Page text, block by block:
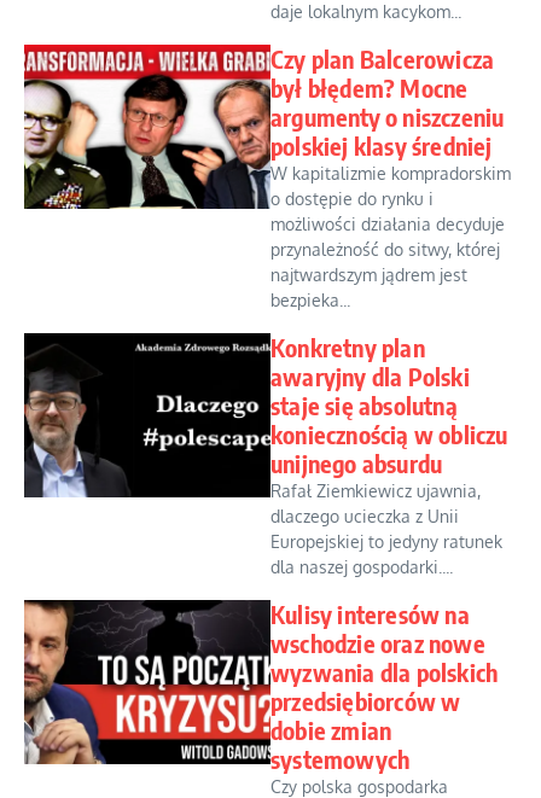
daje lokalnym kacykom...
Czy plan Balcerowicza
był błędem? Mocne
argumenty o niszczeniu
polskiej klasy średniej
W kapitalizmie kompradorskim
o dostępie do rynku i
możliwości działania decyduje
przynależność do sitwy, której
najtwardszym jądrem jest
bezpieka...
Konkretny plan
awaryjny dla Polski
staje się absolutną
koniecznością w obliczu
unijnego absurdu
Rafał Ziemkiewicz ujawnia,
dlaczego ucieczka z Unii
Europejskiej to jedyny ratunek
dla naszej gospodarki....
Kulisy interesów na
wschodzie oraz nowe
wyzwania dla polskich
przedsiębiorców w
dobie zmian
systemowych
Czy polska gospodarka